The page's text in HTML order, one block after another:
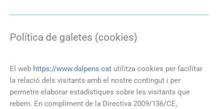
Política de galetes (cookies)
El web https://www.dalpens.cat utilitza cookies per facilitar
la relació dels visitants amb el nostre contingut i per
permetre elaborar estadístiques sobre les visitants que
rebem. En compliment de la Directiva 2009/136/CE,